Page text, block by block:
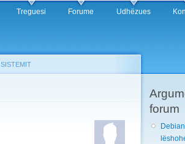
Treguesi Forume Udhëzues
forum